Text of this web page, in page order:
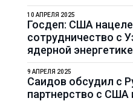
Госдеп: США
сотрудничество с
ядерной энергетике
10 АПРЕЛЯ 2025
Саидов обсудил с
партнерство с США
9 АПРЕЛЯ 2025